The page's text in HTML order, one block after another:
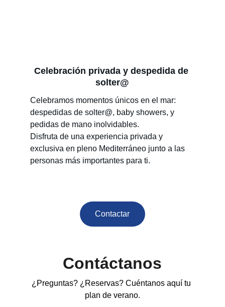
Celebramos momentos únicos en el mar:
despedidas de solter@, baby showers, y
pedidas de mano inolvidables.
Disfruta de una experiencia privada y
exclusiva en pleno Mediterráneo junto a las
personas más importantes para ti.
Celebración privada y despedida de
solter@
Contactar
Contáctanos
¿Preguntas? ¿Reservas? Cuéntanos aquí tu
plan de verano.